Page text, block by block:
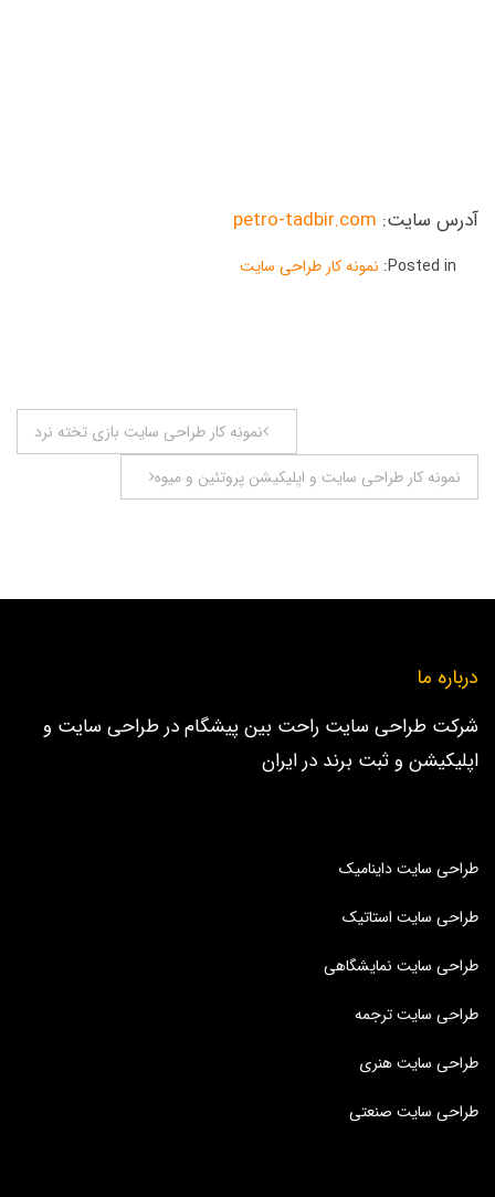
آدرس سایت: petro-tadbir.com
Posted in: نمونه کار طراحی سایت
نوشته
نمونه کار طراحی سایت بازی تخته نرد
نمونه کار طراحی سایت و اپلیکیشن پروتئین و میوه
درباره ما
شرکت طراحی سایت راحت بین پیشگام در طراحی سایت و
اپلیکیشن و ثبت برند در ایران
طراحی سایت داینامیک
طراحی سایت استاتیک
طراحی سایت نمایشگاهی
طراحی سایت ترجمه
طراحی سایت هنری
طراحی سایت صنعتی